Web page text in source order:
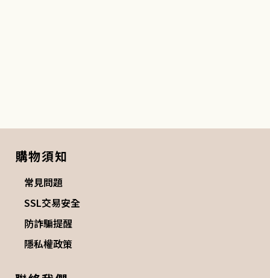
購物須知
常見問題
SSL交易安全
防詐騙提醒
隱私權政策